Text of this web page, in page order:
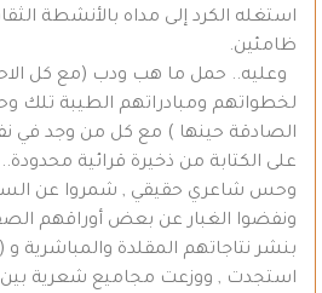
استغله الكرد إلى مداه بالأنشطة
ظامئين.
وعليه.. حمل ما هب ودب (مع كل
لخطواتهم ومبادراتهم الطيبة تلك
الصادقة حينها ) مع كل من وجد في
على الكتابة من ذخيرة قرائية
وحس شاعري حقيقي , شمروا عن
ونفضوا الغبار عن بعض أوراقهم
بنشر نتاجاتهم المقلدة والمباشرية و
استجدت , ووزعت مجاميع شعرية